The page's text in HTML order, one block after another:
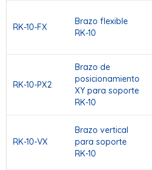
RK-10-FX
Brazo flexible
RK-10
RK-10-PX2
Brazo de
posicionamiento
XY para soporte
RK-10
RK-10-VX
Brazo vertical
para soporte
RK-10